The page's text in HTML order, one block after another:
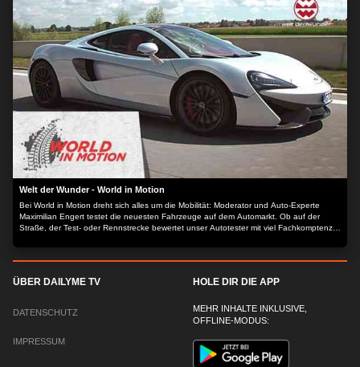
Welt der Wunder - World in Motion
Bei World in Motion dreht sich alles um die Mobilität: Moderator und Auto-Experte
Maximilian Engert testet die neuesten Fahrzeuge auf dem Automarkt. Ob auf der
Straße, der Test- oder Rennstrecke bewertet unser Autotester mit viel Fachkomptenz
ÜBER DAILYME TV
DATENSCHUTZ
IMPRESSUM
HOLE DIR DIE APP
MEHR INHALTE INKLUSIVE,
OFFLINE-MODUS: